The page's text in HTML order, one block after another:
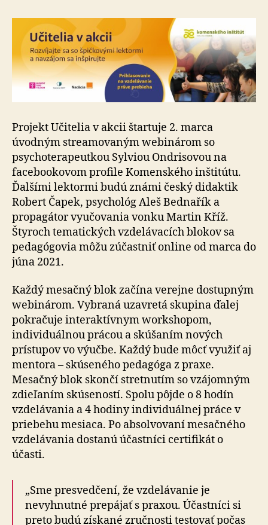
Projekt Učitelia v akcii štartuje 2. marca
úvodným streamovaným webinárom so
psychoterapeutkou Sylviou Ondrisovou na
facebookovom profile Komenského inštitútu.
Ďalšími lektormi budú známi český didaktik
Robert Čapek, psychológ Aleš Bednařík a
propagátor vyučovania vonku Martin Kříž.
Štyroch tematických vzdelávacích blokov sa
pedagógovia môžu zúčastniť online od marca do
júna 2021.
Každý mesačný blok začína verejne dostupným
webinárom. Vybraná uzavretá skupina ďalej
pokračuje interaktívnym workshopom,
individuálnou prácou a skúšaním nových
prístupov vo výučbe. Každý bude môcť využiť aj
mentora – skúseného pedagóga z praxe.
Mesačný blok skončí stretnutím so vzájomným
zdieľaním skúseností. Spolu pôjde o 8 hodín
vzdelávania a 4 hodiny individuálnej práce v
priebehu mesiaca. Po absolvovaní mesačného
vzdelávania dostanú účastníci certifikát o
účasti.
„Sme presvedčení, že vzdelávanie je
nevyhnutné prepájať s praxou. Účastníci si
preto budú získané zručnosti testovať počas